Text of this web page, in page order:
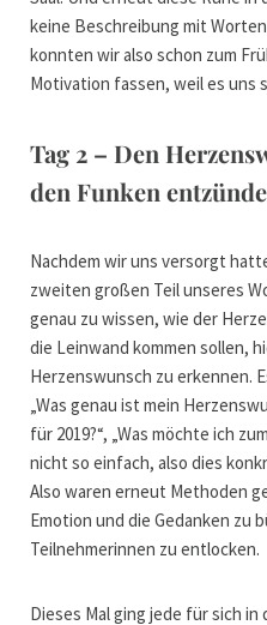
keine Beschreibung mit
konnten wir also schon zum
Motivation fassen, weil es uns
Tag 2 – Den
den Funken
Nachdem wir uns versorgt
zweiten großen Teil unseres
genau zu wissen, wie der
die Leinwand kommen sollen,
Herzenswunsch zu erkennen.
„Was genau ist mein
für 2019?“, „Was möchte ich
nicht so einfach, also dies
Also waren erneut Methoden
Emotion und die Gedanken zu
Teilnehmerinnen zu entlocken.
Dieses Mal ging jede für sich